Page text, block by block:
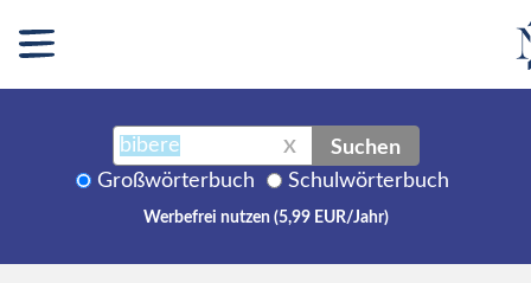
X Suchen
Großwörterbuch Schulwörterbuch
Werbefrei nutzen (5,99 EUR/Jahr)